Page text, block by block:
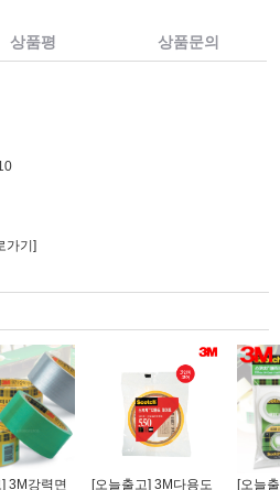
상품평 상품문의
가기]
3M강력면
[오늘출고] 3M다용도
[오늘